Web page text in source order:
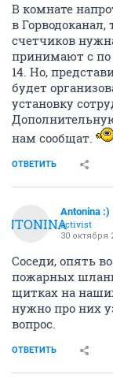
В комнате
в
счетчиков
принимают с по
14. Но,
будет
установку
нам сообщат.
ОТВЕТИТЬ
Antonina :)
activist
30 октября
Соседи, опять
пожарных
щитках на
нужно про них
вопрос.
ОТВЕТИТЬ